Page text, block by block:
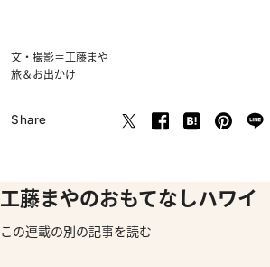
文・撮影＝工藤まや
旅＆お出かけ
Share
工藤まやのおもてなしハワイ
この連載の別の記事を読む